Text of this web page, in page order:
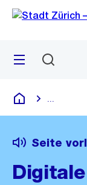
Sprunglink
Menü
Deutsch
Seite